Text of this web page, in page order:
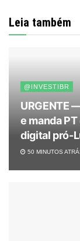
Leia também
@INVESTIBR
URGENTE
e manda
digital pró-
50 MINUTOS